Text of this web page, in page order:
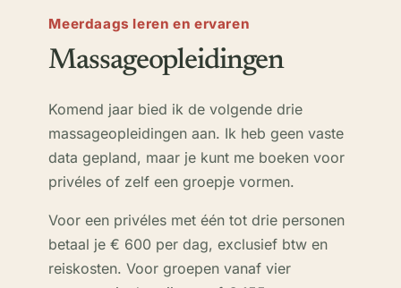
Meerdaags leren en ervaren
Massageopleidingen
Komend jaar bied ik de volgende drie
massageopleidingen aan. Ik heb geen vaste
data gepland, maar je kunt me boeken voor
privéles of zelf een groepje vormen.
Voor een privéles met één tot drie personen
betaal je € 600 per dag, exclusief btw en
reiskosten. Voor groepen vanaf vier